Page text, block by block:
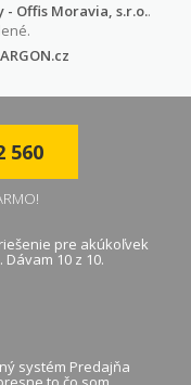
- Offis Moravia, s.r.o..
560
pre akúkoľvek
10 z 10.
systém Predajňa